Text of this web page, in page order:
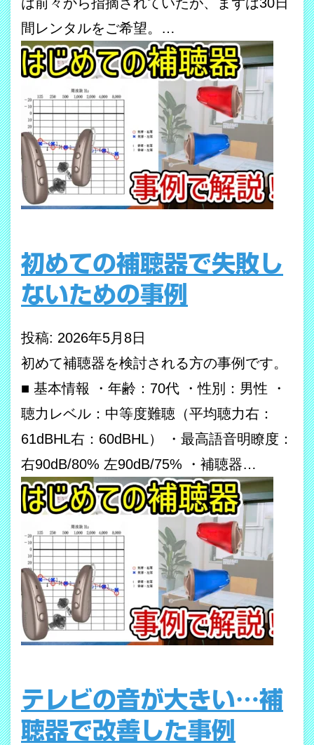
間レンタルをご希望。…
初めての補聴器で失敗し
ないための事例
投稿: 2026年5月8日
初めて補聴器を検討される方の事例です。
■ 基本情報 ・年齢：70代 ・性別：男性 ・
聴力レベル：中等度難聴（平均聴力右：
61dBHL右：60dBHL） ・最高語音明瞭度：
右90dB/80% 左90dB/75% ・補聴器…
テレビの音が大きい…補
聴器で改善した事例